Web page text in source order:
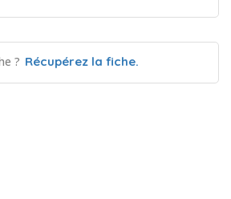
? Récupérez la fiche.